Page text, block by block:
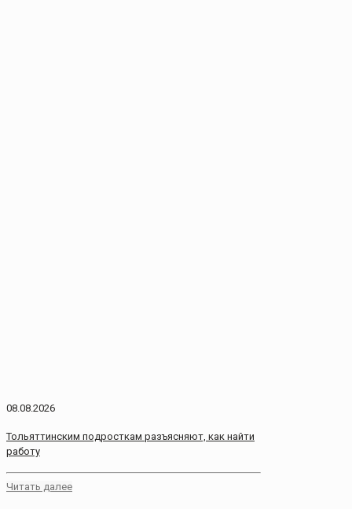
08.08.2026
Тольяттинским подросткам разъясняют, как найти
работу
Читать далее